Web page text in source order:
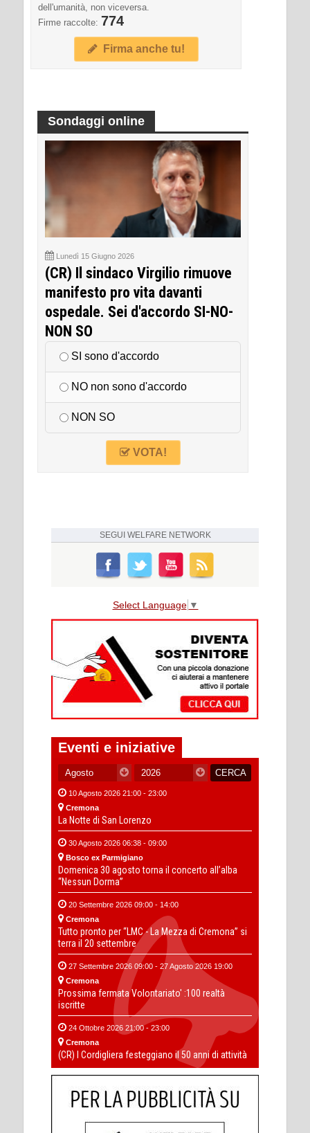
dell'umanità, non viceversa.
Firme raccolte: 774
Firma anche tu!
Sondaggi online
Lunedì 15 Giugno 2026
(CR) Il sindaco Virgilio rimuove
manifesto pro vita davanti
ospedale. Sei d'accordo SI-NO-
NON SO
SI sono d'accordo
NO non sono d'accordo
NON SO
VOTA!
SEGUI WELFARE NETWORK
Select Language ▼
Eventi e iniziative
10 Agosto 2026 21:00 - 23:00
Cremona
La Notte di San Lorenzo
30 Agosto 2026 06:38 - 09:00
Bosco ex Parmigiano
Domenica 30 agosto torna il concerto all’alba
“Nessun Dorma”
20 Settembre 2026 09:00 - 14:00
Cremona
Tutto pronto per “LMC - La Mezza di Cremona” si
terra il 20 settembre
27 Settembre 2026 09:00 - 27 Agosto 2026 19:00
Cremona
Prossima fermata Volontariato' :100 realtà
iscritte
24 Ottobre 2026 21:00 - 23:00
Cremona
(CR) I Cordigliera festeggiano il 50 anni di attività